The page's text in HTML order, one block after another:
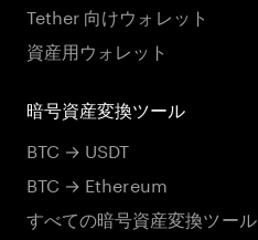
Tether 向けウォレット
資産用ウォレット
暗号資産変換ツール
BTC → USDT
BTC → Ethereum
すべての暗号資産変換ツール